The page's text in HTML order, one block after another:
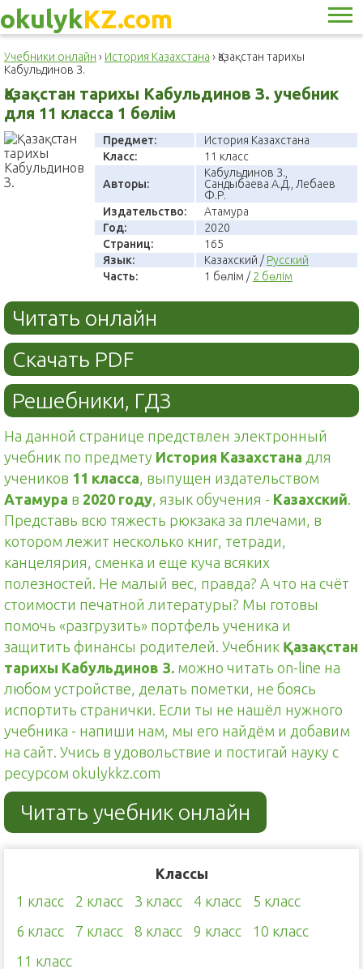
okulykKZ.com
Учебники онлайн › История Казахстана › Қазақстан тарихы
Кабульдинов З.
Қазақстан тарихы Кабульдинов З. учебник
для 11 класса 1 бөлім
Предмет:
История Казахстана
Класс:
11 класс
Авторы:
Кабульдинов З.,
Сандыбаева А.Д., Лебаев
Ф.Р.
Издательство:
Атамура
Год:
2020
Страниц:
165
Язык:
Казахский / Русский
Часть:
1 бөлім / 2 бөлім
Читать онлайн
Скачать PDF
Решебники, ГДЗ
На данной странице предствлен электронный
учебник по предмету История Казахстана для
учеников 11 класса, выпущен издательством
Атамура в 2020 году, язык обучения - Казахский.
Представь всю тяжесть рюкзака за плечами, в
котором лежит несколько книг, тетради,
канцелярия, сменка и еще куча всяких
полезностей. Не малый вес, правда? А что на счёт
стоимости печатной литературы? Мы готовы
помочь «разгрузить» портфель ученика и
защитить финансы родителей. Учебник Қазақстан
тарихы Кабульдинов З. можно читать on-line на
любом устройстве, делать пометки, не боясь
испортить странички. Если ты не нашёл нужного
учебника - напиши нам, мы его найдём и добавим
на сайт. Учись в удовольствие и постигай науку с
ресурсом okulykkz.com
Читать учебник онлайн
Классы
1 класс
2 класс 3 класс 4 класс
5 класс
6 класс
7 класс 8 класс 9 класс
10 класс
11 класс